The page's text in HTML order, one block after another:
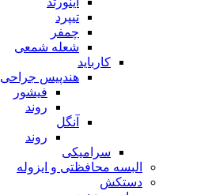
تیپرد
چمفر
شعله شمعی
کارباید
هندپیس جراحی
فیشور
روند
آنگل
روند
سرامیکی
البسه محافظتی و ایزوله
دستکش